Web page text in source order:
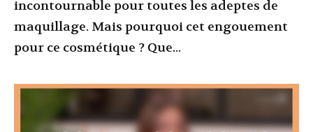
incontournable pour toutes les adeptes de
maquillage. Mais pourquoi cet engouement
pour ce cosmétique ? Que...